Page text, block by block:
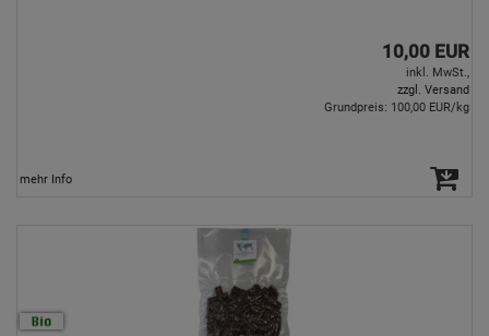
10,00 EUR
inkl. MwSt.,
zzgl. Versand
Grundpreis: 100,00 EUR/kg
mehr Info